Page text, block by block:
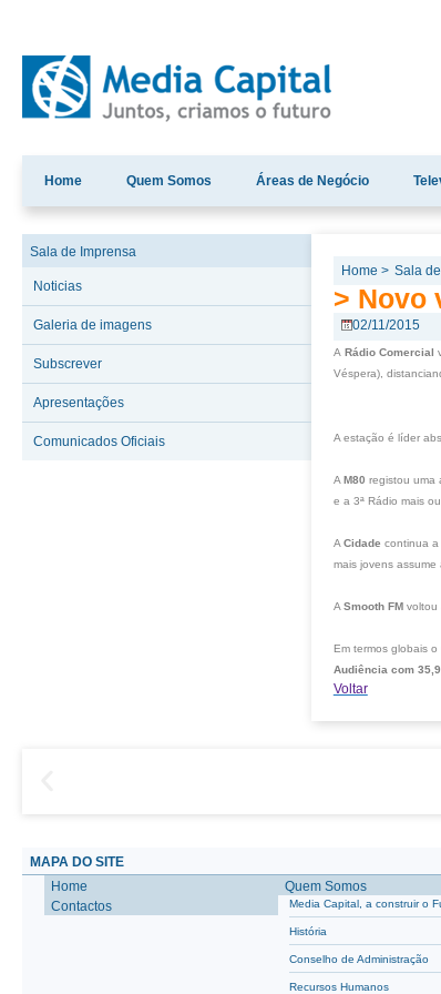
Home Quem Somos Áreas de Negócio
Sala de Imprensa
Noticias
Galeria de imagens
Subscrever
Apresentações
Comunicados Oficiais
Home > Sala
> Novo
02/11/2015
A Rádio Comercial
Véspera),
A estação é líder
A M80 registou uma
e a 3ª Rádio mais
A Cidade continua a
mais jovens
A Smooth FM voltou
Em termos globais o
Audiência com
Voltar
MAPA DO SITE
Home
Contactos
Quem Somos
Media Capital, a construir o
História
Conselho de Administração
Recursos Humanos